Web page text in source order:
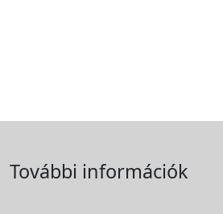
További információk